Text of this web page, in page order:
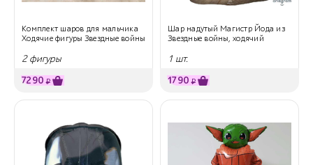
Комплект шаров для мальчика
Ходячие фигуры Звездные войны
2 фигуры
7290 ₽
Шар надутый Магистр Йода из
Звездные войны, ходячий
1 шт.
1790 ₽